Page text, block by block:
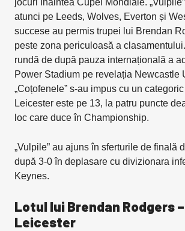
jocuri înaintea Cupei Mondiale.
atunci pe Leeds, Wolves, Everton și
succese au permis trupei lui Brendan
peste zona periculoasă a
rundă de după pauza internațională a
Power Stadium pe revelația Newcastle
„Coțofenele” s-au impus cu un
Leicester este pe 13, la patru puncte
loc care duce în Championship.
„Vulpile” au ajuns în sferturile de finală
după 3-0 în deplasare cu divizionara
Keynes.
Lotul lui Brendan Rodgers
Leicester